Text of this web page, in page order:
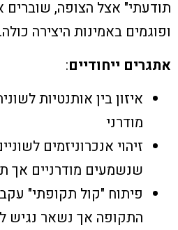
תודעתי" אצל הצופה,
ופוגמים באמינות היצירה כולה.
אתגרים ייחודיים:
איזון בין אותנטיות
מודרני
זיהוי אנכרוניזמים
שנשמעים מודרניים אך
פיתוח "קול תקופתי"
התקופה אך נשאר נגיש